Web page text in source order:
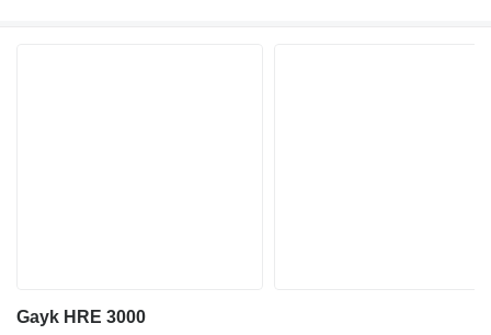
Gayk HRE 3000